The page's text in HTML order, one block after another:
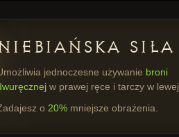
Siła
jednoczesne używanie broni
w prawej ręce i tarczy w lewej.
o 20% mniejsze obrażenia.